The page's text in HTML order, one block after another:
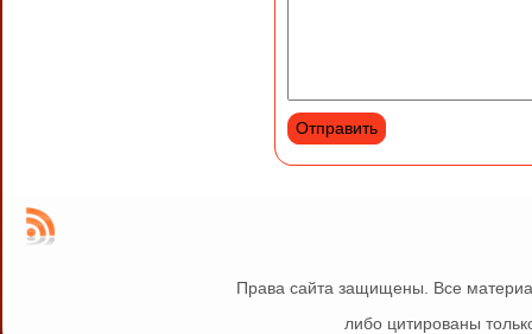
Права сайта защищены. Все
либо цитированы